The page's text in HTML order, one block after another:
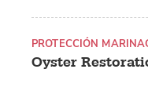
Oyster
PROTECCIÓN MARINA